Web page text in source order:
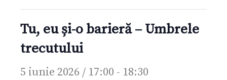
Tu, eu și-o barieră – Umbrele
trecutului
5 iunie 2026 / 17:00 - 18:30